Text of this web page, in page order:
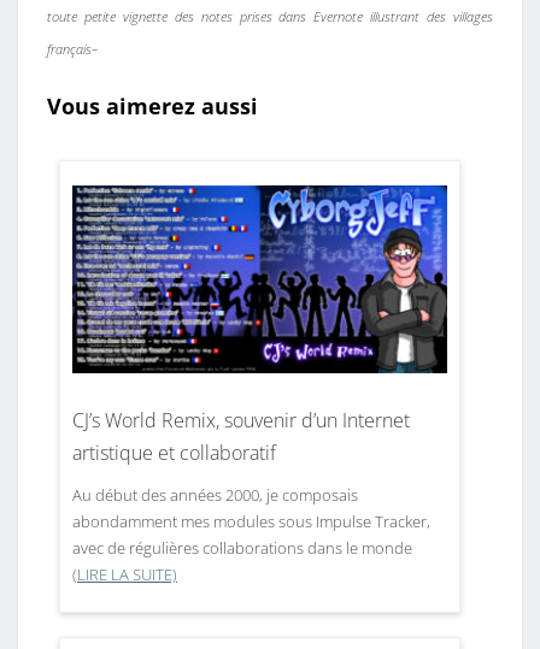
toute petite vignette des notes prises dans Evernote illustrant des villages
français–
Vous aimerez aussi
CJ’s World Remix, souvenir d’un Internet
artistique et collaboratif
Au début des années 2000, je composais
abondamment mes modules sous Impulse Tracker,
avec de régulières collaborations dans le monde
(LIRE LA SUITE)